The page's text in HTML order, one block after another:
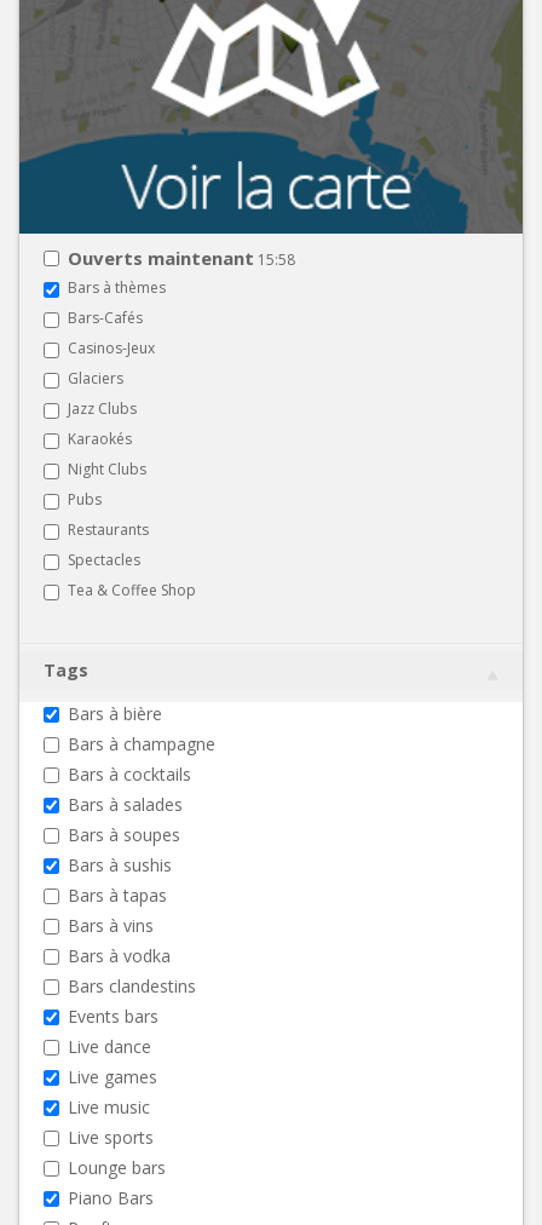
Ouverts maintenant 15:58
Bars à thèmes
Bars-Cafés
Casinos-Jeux
Glaciers
Jazz Clubs
Karaokés
Night Clubs
Pubs
Restaurants
Spectacles
Tea & Coffee Shop
Tags
Bars à bière
Bars à champagne
Bars à cocktails
Bars à salades
Bars à soupes
Bars à sushis
Bars à tapas
Bars à vins
Bars à vodka
Bars clandestins
Events bars
Live dance
Live games
Live music
Live sports
Lounge bars
Piano Bars